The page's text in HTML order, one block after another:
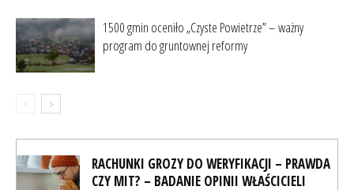
1500 gmin oceniło „Czyste Powietrze” – ważny
program do gruntownej reformy
RACHUNKI GROZY DO WERYFIKACJI – PRAWDA
CZY MIT? – BADANIE OPINII WŁAŚCICIELI